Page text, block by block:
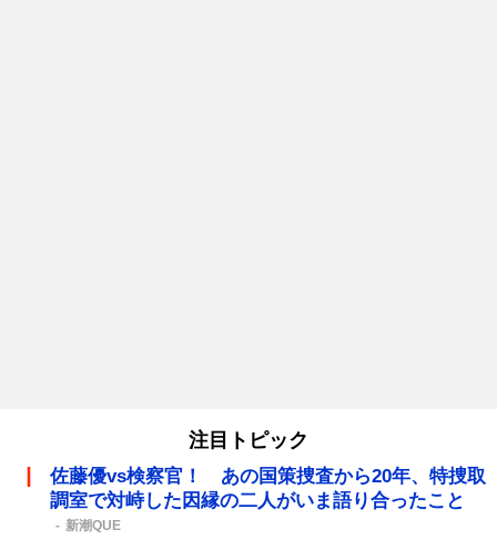
注目トピック
佐藤優vs検察官！ あの国策捜査から20年、特捜取
調室で対峙した因縁の二人がいま語り合ったこと
新潮QUE